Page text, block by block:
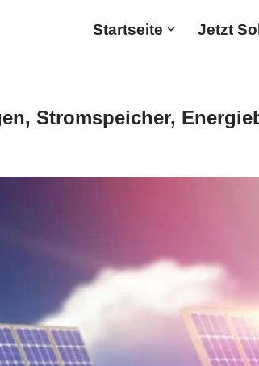
Startseite Jetzt
Stromspeicher,